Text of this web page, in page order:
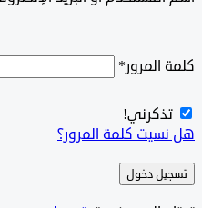
*
كلمة المرور؟
دخول